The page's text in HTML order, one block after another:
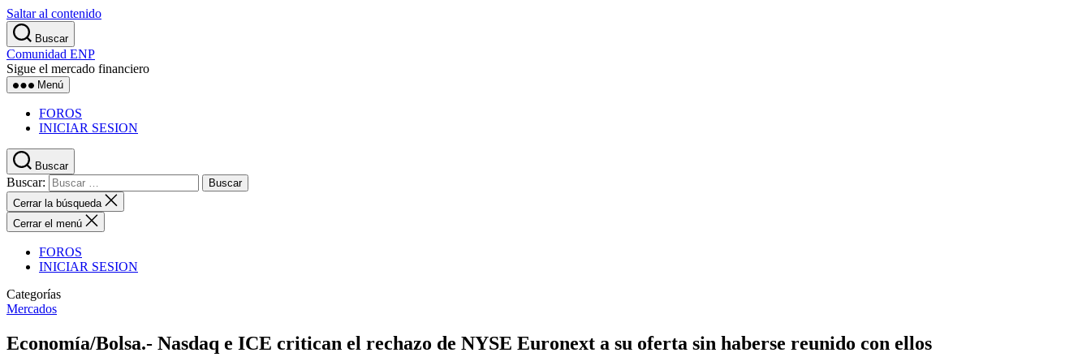
Saltar al contenido
Buscar
Comunidad ENP
Sigue el mercado financiero
Menú
FOROS
INICIAR SESION
Buscar
Buscar:
Cerrar la búsqueda
Cerrar el menú
FOROS
INICIAR SESION
Categorías
Mercados
Economía/Bolsa.- Nasdaq e ICE critican el rechazo de NYSE Euronext a su oferta sin haberse reunido con ellos